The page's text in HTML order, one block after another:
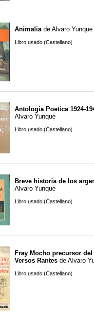
Animalia de Alvaro Yunque
Libro usado (Castellano)
Antologia Poetica 1924-
Alvaro Yunque
Libro usado (Castellano)
Breve historia de los
Alvaro Yunque
Libro usado (Castellano)
Fray Mocho precursor
Versos Rantes de Alvaro
Libro usado (Castellano)